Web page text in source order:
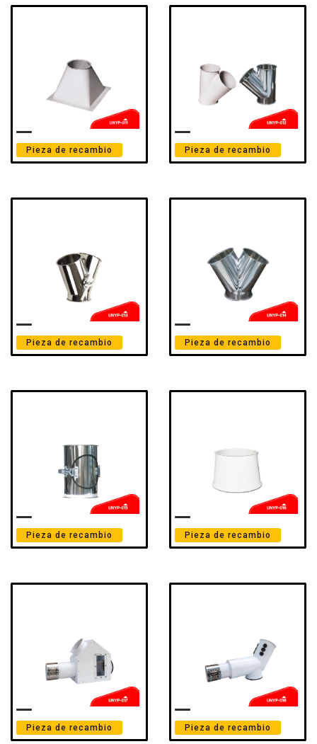
Pieza de recambio Pieza de recambio
Pieza de recambio Pieza de recambio
Pieza de recambio Pieza de recambio
Pieza de recambio Pieza de recambio